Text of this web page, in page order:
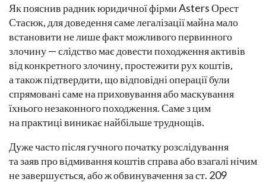
Як пояснив радник юридичної фірми Asters Орест
Стасюк, для доведення саме легалізації майна мало
встановити не лише факт можливого первинного
злочину — слідство має довести походження активів
від конкретного злочину, простежити рух коштів,
а також підтвердити, що відповідні операції були
спрямовані саме на приховування або маскування
їхнього незаконного походження. Саме з цим
на практиці виникає найбільше труднощів.
Дуже часто після гучного початку розслідування
та заяв про відмивання коштів справа або взагалі нічим
не завершується, або ж обвинувачення за ст. 209